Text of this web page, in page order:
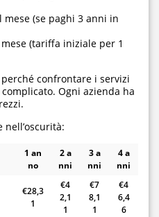
mese (se paghi 3 anni in
mese (tariffa iniziale per 1
confrontare i servizi
Ogni azienda ha
1 an
no
2 a
nni
3 a
nni
4 a
nni
€28,3
1
€4
2,1
1
€7
8,1
1
€4
6,4
6